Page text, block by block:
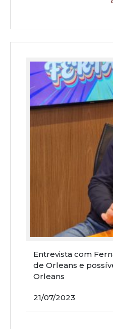
Entrevista com
de Orleans e
Orleans
21/07/2023